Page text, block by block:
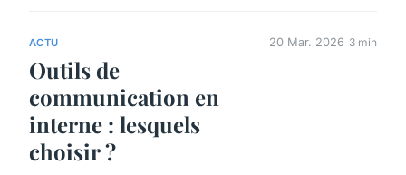
ACTU
Outils de
communication en
interne : lesquels
choisir ?
20 Mar. 2026 3 min